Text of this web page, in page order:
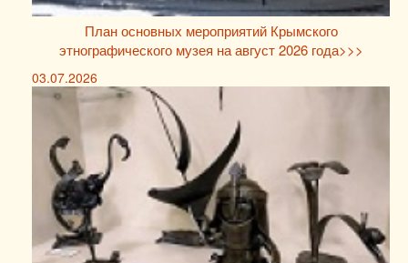
План основных мероприятий Крымского
этнографического музея на август 2026 года>>>
03.07.2026